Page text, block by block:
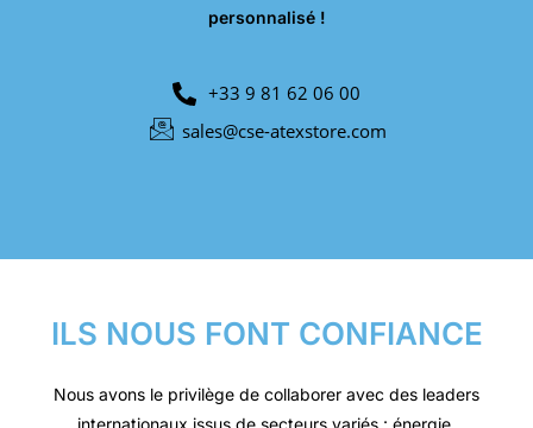
personnalisé !
+33 9 81 62 06 00
sales@cse-atexstore.com
ILS NOUS FONT CONFIANCE
Nous avons le privilège de collaborer avec des leaders